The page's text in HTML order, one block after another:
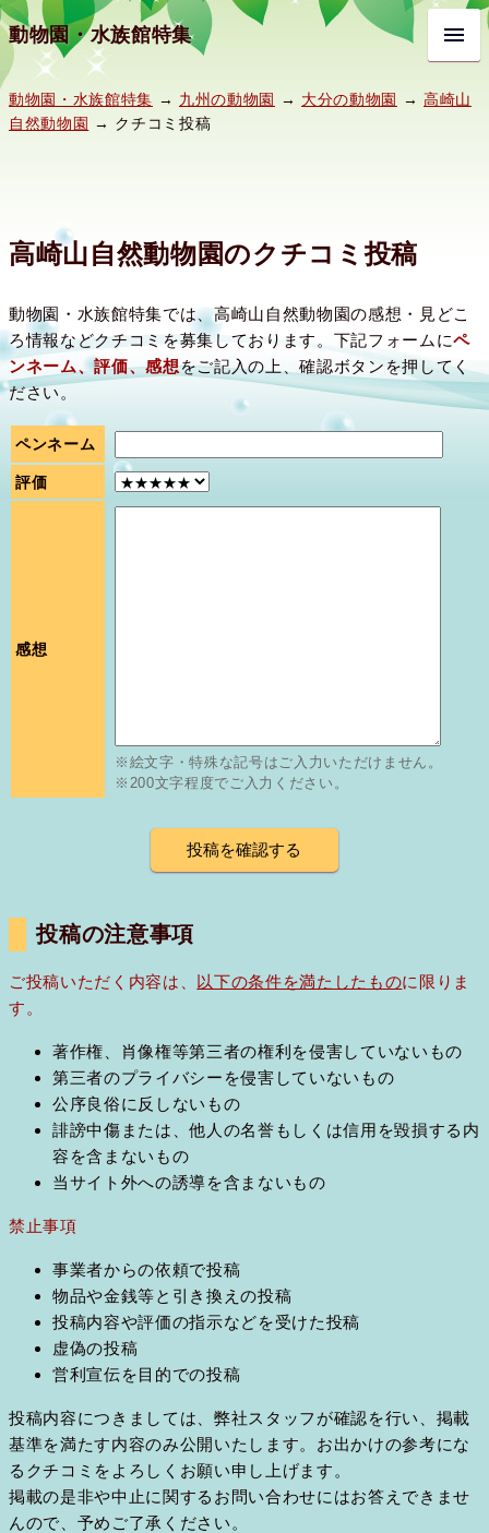
動物園・水族館特集
動物園・水族館特集 → 九州の動物園 → 大分の動物園 → 高崎山
自然動物園 → クチコミ投稿
高崎山自然動物園のクチコミ投稿
動物園・水族館特集では、高崎山自然動物園の感想・見どこ
ろ情報などクチコミを募集しております。下記フォームにペ
ンネーム、評価、感想をご記入の上、確認ボタンを押してく
ださい。
ペンネーム
評価
感想
※絵文字・特殊な記号はご入力いただけません。
※200文字程度でご入力ください。
投稿の注意事項
ご投稿いただく内容は、 以下の条件を満たしたものに限りま
す。
著作権、肖像権等第三者の権利を侵害していないもの
第三者のプライバシーを侵害していないもの
公序良俗に反しないもの
誹謗中傷または、他人の名誉もしくは信用を毀損する内
容を含まないもの
当サイト外への誘導を含まないもの
禁止事項
事業者からの依頼で投稿
物品や金銭等と引き換えの投稿
投稿内容や評価の指示などを受けた投稿
虚偽の投稿
営利宣伝を目的での投稿
投稿内容につきましては、弊社スタッフが確認を行い、掲載
基準を満たす内容のみ公開いたします。お出かけの参考にな
るクチコミをよろしくお願い申し上げます。
掲載の是非や中止に関するお問い合わせにはお答えできませ
んので、予めご了承ください。